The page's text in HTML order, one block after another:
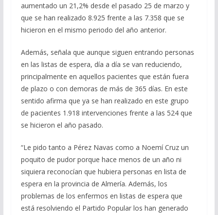
aumentado un 21,2% desde el pasado 25 de marzo y
que se han realizado 8.925 frente a las 7.358 que se
hicieron en el mismo periodo del año anterior.
Además, señala que aunque siguen entrando personas
en las listas de espera, día a día se van reduciendo,
principalmente en aquellos pacientes que están fuera
de plazo o con demoras de más de 365 días. En este
sentido afirma que ya se han realizado en este grupo
de pacientes 1.918 intervenciones frente a las 524 que
se hicieron el año pasado.
“Le pido tanto a Pérez Navas como a Noemí Cruz un
poquito de pudor porque hace menos de un año ni
siquiera reconocían que hubiera personas en lista de
espera en la provincia de Almería. Además, los
problemas de los enfermos en listas de espera que
está resolviendo el Partido Popular los han generado